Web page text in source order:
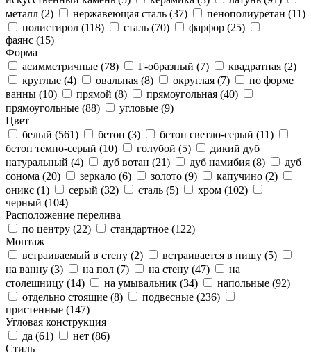
металл (2) нержавеющая сталь (37) пенополиуретан (11)
полистирол (118) сталь (70) фарфор (25)
фаянс (15)
Форма
асимметричные (78) Г-образный (7) квадратная (2)
круглые (4) овальная (8) округлая (7)
по форме
ванны (10) прямой (8) прямоугольная (40)
прямоугольные (88) угловые (9)
Цвет
белый (561) бетон (3) бетон светло-серый (11)
бетон темно-серый (10) голубой (5)
дикий дуб
натуральный (4) дуб вотан (21) дуб намибия (8)
дуб
сонома (20) зеркало (6) золото (9) капучино (2)
оникс (1) серый (32) сталь (5) хром (102)
черный (104)
Расположение перелива
по центру (22) стандартное (122)
Монтаж
встраиваемый в стену (2) встраивается в нишу (5)
на ванну (3) на пол (7) на стену (47)
на
столешницу (14) на умывальник (34) напольные (92)
отдельно стоящие (8) подвесные (236)
пристенные (147)
Угловая конструкция
да (61) нет (86)
Стиль